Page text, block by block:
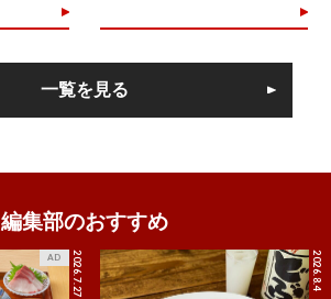
一覧を見る
編集部のおすすめ
2026.7.27
AD 2026.8.4